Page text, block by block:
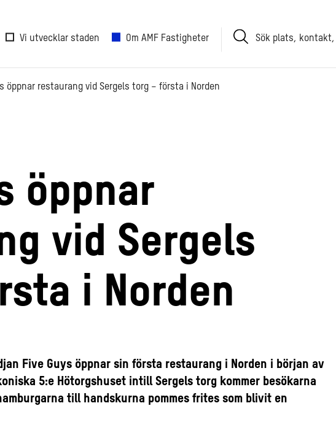
Vi utvecklar staden Om AMF Fastigheter
Sök
plats,
kontakt,
öppnar restaurang vid Sergels torg – första i Norden
öppnar
vid Sergels
i Norden
Five Guys öppnar sin första restaurang i Norden i början av
5:e Hötorgshuset intill Sergels torg kommer besökarna
till handskurna pommes frites som blivit en